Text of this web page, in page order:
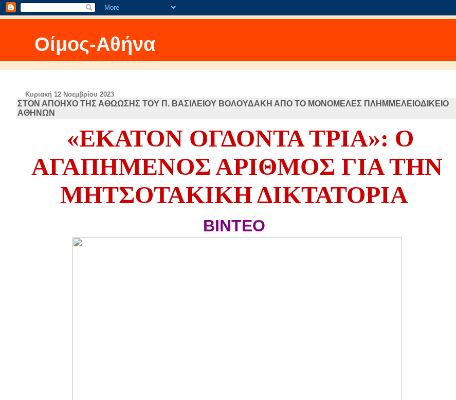
Οίμος-Αθήνα
Κυριακή 12 Νοεμβρίου 2023
ΣΤΟΝ ΑΠΟΗΧΟ ΤΗΣ ΑΘΩΩΣΗΣ ΤΟΥ Π. ΒΑΣΙΛΕΙΟΥ ΒΟΛΟΥΔΑΚΗ ΑΠΟ ΤΟ ΜΟΝΟΜΕΛΕΣ ΠΛΗΜΜΕΛΕΙΟΔΙΚΕΙΟ
ΑΘΗΝΩΝ
«ΕΚΑΤΟΝ ΟΓΔΟΝΤΑ ΤΡΙΑ»: Ο
ΑΓΑΠΗΜΕΝΟΣ ΑΡΙΘΜΟΣ ΓΙΑ ΤΗΝ
ΜΗΤΣΟΤΑΚΙΚΗ ΔΙΚΤΑΤΟΡΙΑ
ΒΙΝΤΕΟ